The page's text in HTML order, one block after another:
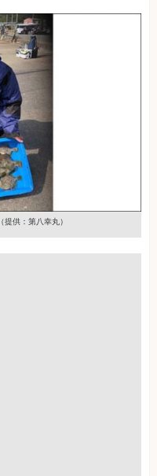
（提供：第八幸丸）